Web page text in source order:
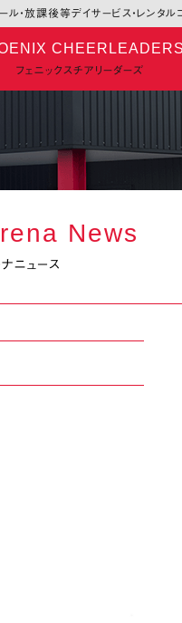
・放課後等デイサービス・レンタル
CHEERLEADERS
フェニックスチアリーダーズ
News
ニュース